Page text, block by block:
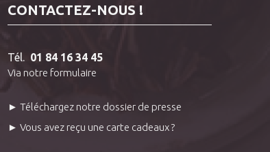
CONTACTEZ-NOUS !
Tél. 01 84 16 34 45
Via notre formulaire
► Téléchargez notre dossier de presse
► Vous avez reçu une carte cadeaux ?